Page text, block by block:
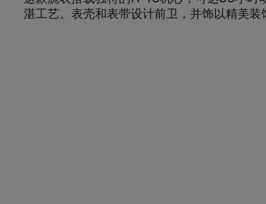
湛工艺。表壳和表带设计前卫，并饰以精美装